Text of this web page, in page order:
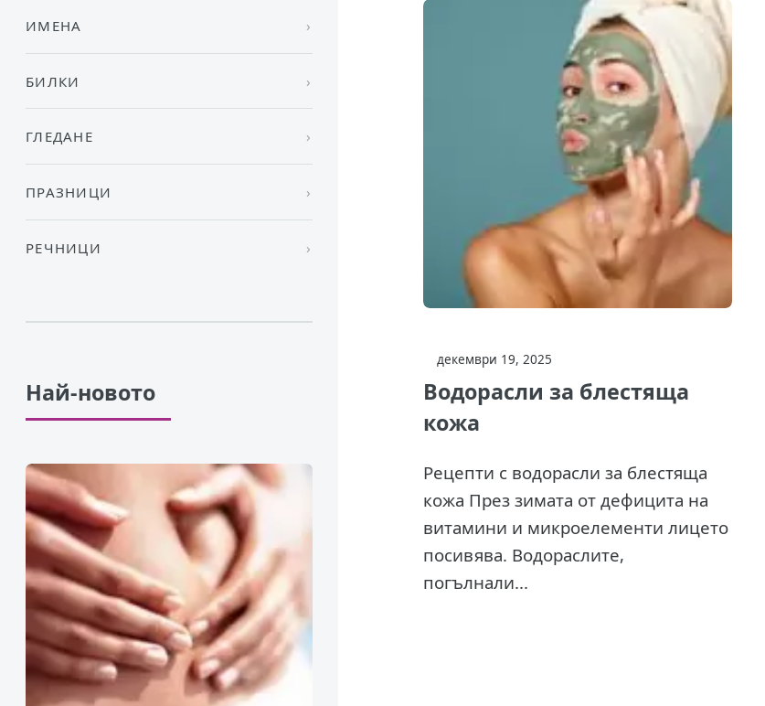
декември 19, 2025
Водорасли за блестяща
кожа
Рецепти с водорасли за блестяща
кожа През зимата от дефицита на
витамини и микроелементи лицето
посивява. Водораслите,
погълнали...
ИМЕНА
БИЛКИ
ГЛЕДАНЕ
ПРАЗНИЦИ
РЕЧНИЦИ
Най-новото